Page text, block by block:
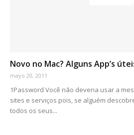
Novo no Mac? Alguns App’s
mayo 20, 2011
1Password Você não deveria usar a
sites e serviços pois, se alguém
todos os seus...